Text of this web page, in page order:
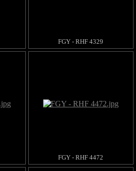
FGY - RHF 4329
FGY - RHF 4472